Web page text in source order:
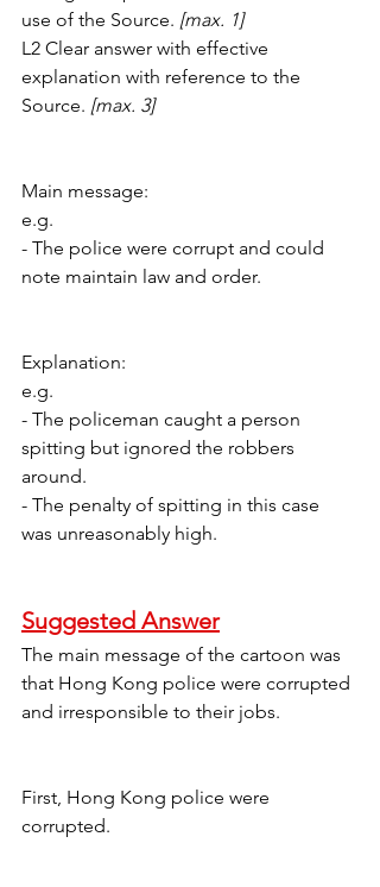
use of the Source. [max. 1]
L2 Clear answer with effective
explanation with reference to the
Source. [max. 3]
Main message:
e.g.
- The police were corrupt and could
note maintain law and order.
Explanation:
e.g.
- The policeman caught a person
spitting but ignored the robbers
around.
- The penalty of spitting in this case
was unreasonably high.
Suggested Answer
The main message of the cartoon was
that Hong Kong police were corrupted
and irresponsible to their jobs.
First, Hong Kong police were
corrupted.